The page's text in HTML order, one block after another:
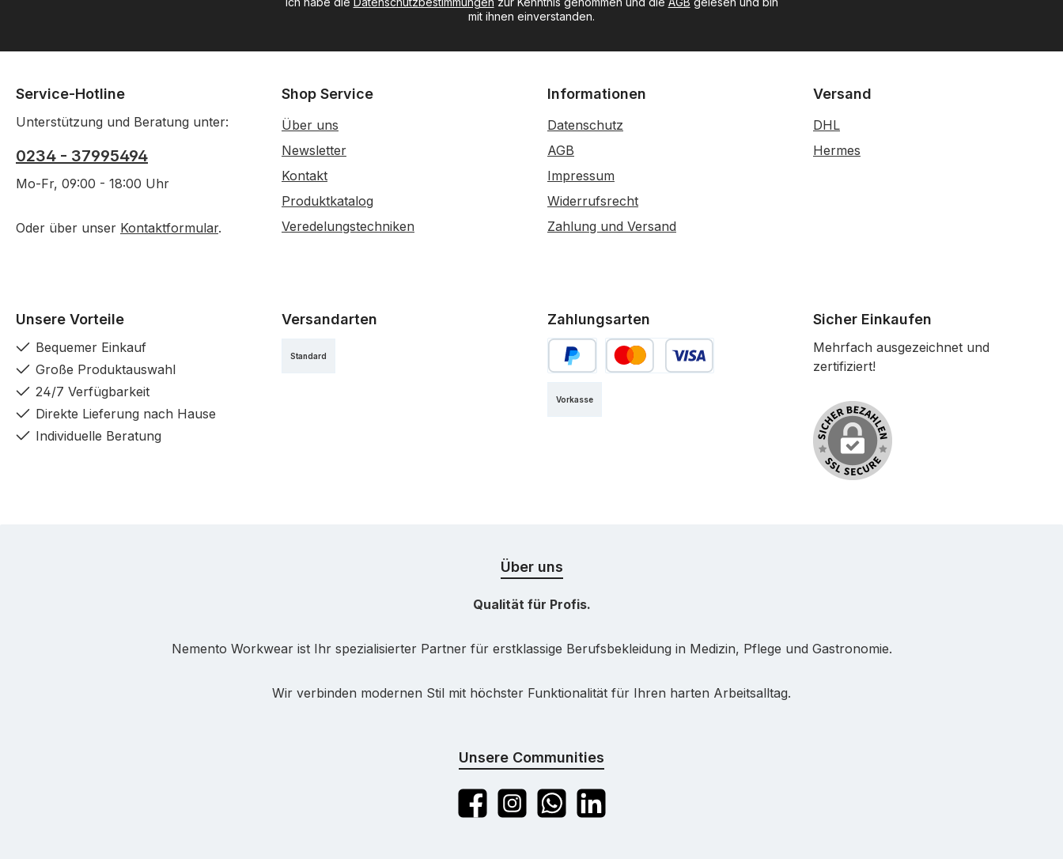
mit ihnen einverstanden.
Service-Hotline
Unterstützung und Beratung unter:
0234 - 37995494
Mo-Fr, 09:00 - 18:00 Uhr
Oder über unser Kontaktformular.
Shop Service
Über uns
Newsletter
Kontakt
Produktkatalog
Veredelungstechniken
Informationen
Datenschutz
AGB
Impressum
Widerrufsrecht
Zahlung und Versand
Versand
DHL
Hermes
Unsere Vorteile
Bequemer Einkauf
Große Produktauswahl
24/7 Verfügbarkeit
Direkte Lieferung nach Hause
Individuelle Beratung
Versandarten
Standard
Zahlungsarten
Vorkasse
Sicher Einkaufen
Mehrfach ausgezeichnet und
zertifiziert!
Über uns
Qualität für Profis.
Nemento Workwear ist Ihr spezialisierter Partner für erstklassige Berufsbekleidung in Medizin, Pflege und Gastronomie.
Wir verbinden modernen Stil mit höchster Funktionalität für Ihren harten Arbeitsalltag.
Unsere Communities
FacebookInstagramWhatsAppLinkedIn